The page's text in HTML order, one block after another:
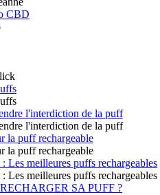
CBD
l'interdiction de la puff
l'interdiction de la puff
la puff rechargeable
la puff rechargeable
Les meilleures puffs rechargeables
Les meilleures puffs rechargeables
SA PUFF ?